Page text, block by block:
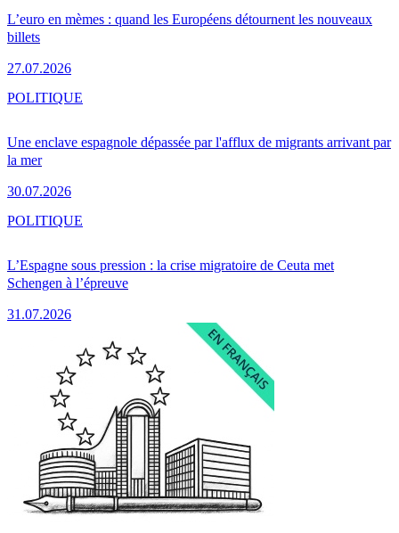
L’euro en mèmes : quand les Européens détournent les nouveaux
billets
27.07.2026
Une enclave espagnole dépassée par l'afflux de migrants arrivant par
la mer
30.07.2026
POLITIQUE
L’Espagne sous pression : la crise migratoire de Ceuta met
Schengen à l’épreuve
31.07.2026
POLITIQUE